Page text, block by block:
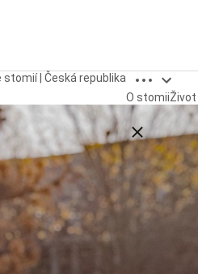
stomií | Česká republika Open
Close
O stomii